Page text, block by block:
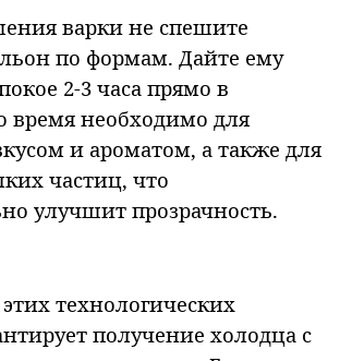
варки не спешите
по формам. Дайте ему
2-3 часа прямо в
время необходимо для
и ароматом, а также для
частиц, что
улучшит прозрачность.
технологических
получение холодца с